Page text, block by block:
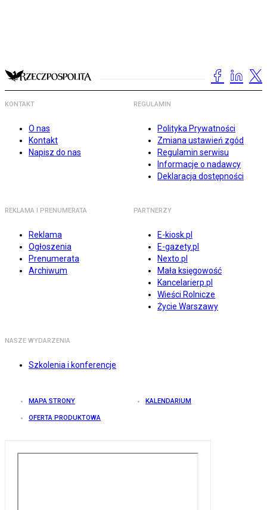
KONTAKT
O nas
Kontakt
Napisz do nas
REGULAMIN
Polityka Prywatności
Zmiana ustawień zgód
Regulamin serwisu
Informacje o nadawcy
Deklaracja dostępności
REKLAMA I PRENUMERATA
Reklama
Ogłoszenia
Prenumerata
Archiwum
PARTNERZY
E-kiosk.pl
E-gazety.pl
Nexto.pl
Mała księgowość
Kancelarierp.pl
Wieści Rolnicze
Życie Warszawy
NASZE WYDARZENIA
Szkolenia i konferencje
MAPA STRONY KALENDARIUM
OFERTA PRODUKTOWA